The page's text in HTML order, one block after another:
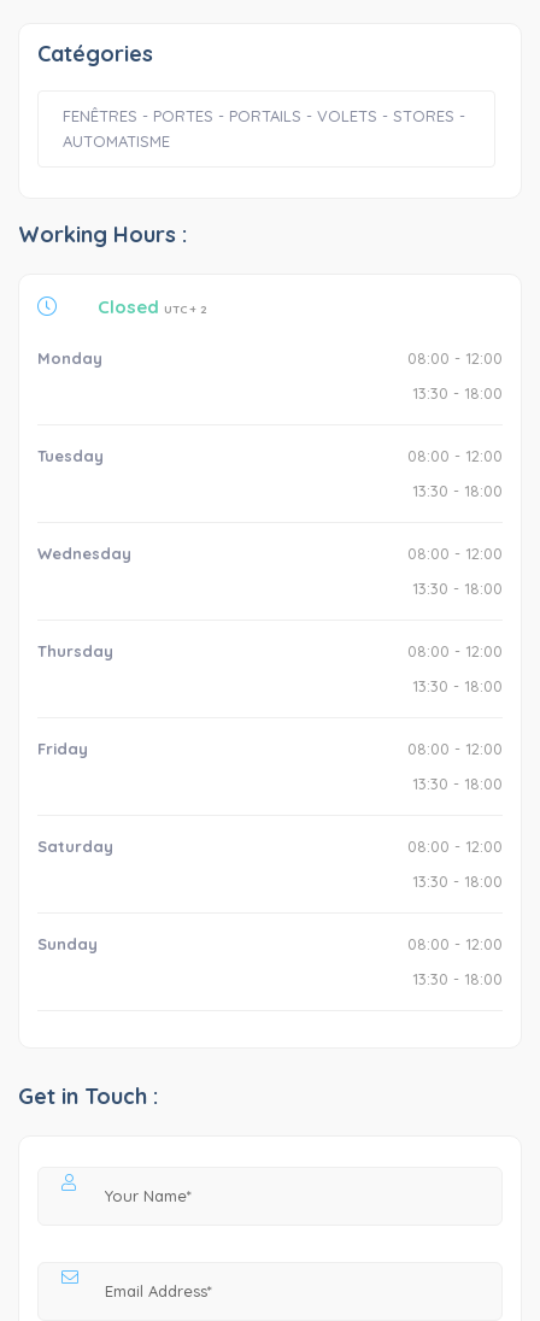
Catégories
FENÊTRES - PORTES - PORTAILS - VOLETS - STORES -
AUTOMATISME
Working Hours :
Closed UTC + 2
Monday
08:00 - 12:00
13:30 - 18:00
Tuesday
08:00 - 12:00
13:30 - 18:00
Wednesday
08:00 - 12:00
13:30 - 18:00
Thursday
08:00 - 12:00
13:30 - 18:00
Friday
08:00 - 12:00
13:30 - 18:00
Saturday
08:00 - 12:00
13:30 - 18:00
Sunday
08:00 - 12:00
13:30 - 18:00
Get in Touch :